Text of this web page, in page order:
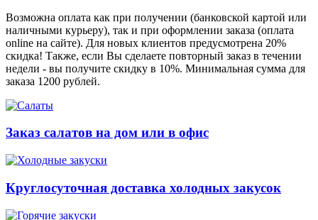
Возможна оплата как при получении (банковской картой или
наличными курьеру), так и при оформлении заказа (оплата
online на сайте). Для новых клиентов предусмотрена 20%
скидка! Также, если Вы сделаете повторный заказ в течении
недели - вы получите скидку в 10%. Минимальная сумма для
заказа 1200 рублей.
Заказ салатов на дом или в офис
Круглосуточная доставка холодных закусок